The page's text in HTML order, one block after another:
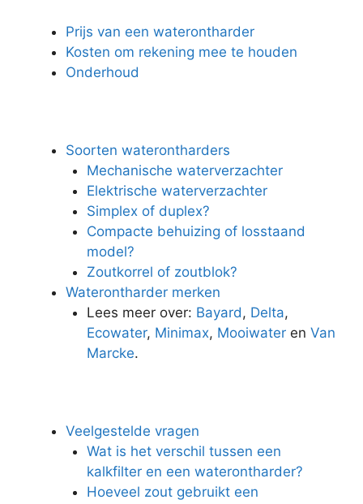
Prijs van een waterontharder
Kosten om rekening mee te houden
Onderhoud
Soorten waterontharders
Mechanische waterverzachter
Elektrische waterverzachter
Simplex of duplex?
Compacte behuizing of losstaand
model?
Zoutkorrel of zoutblok?
Waterontharder merken
Lees meer over: Bayard, Delta,
Ecowater, Minimax, Mooiwateren Van
Marcke.
Veelgestelde vragen
Wat is het verschil tussen een
kalkfilter en een waterontharder?
Hoeveel zout gebruikt een